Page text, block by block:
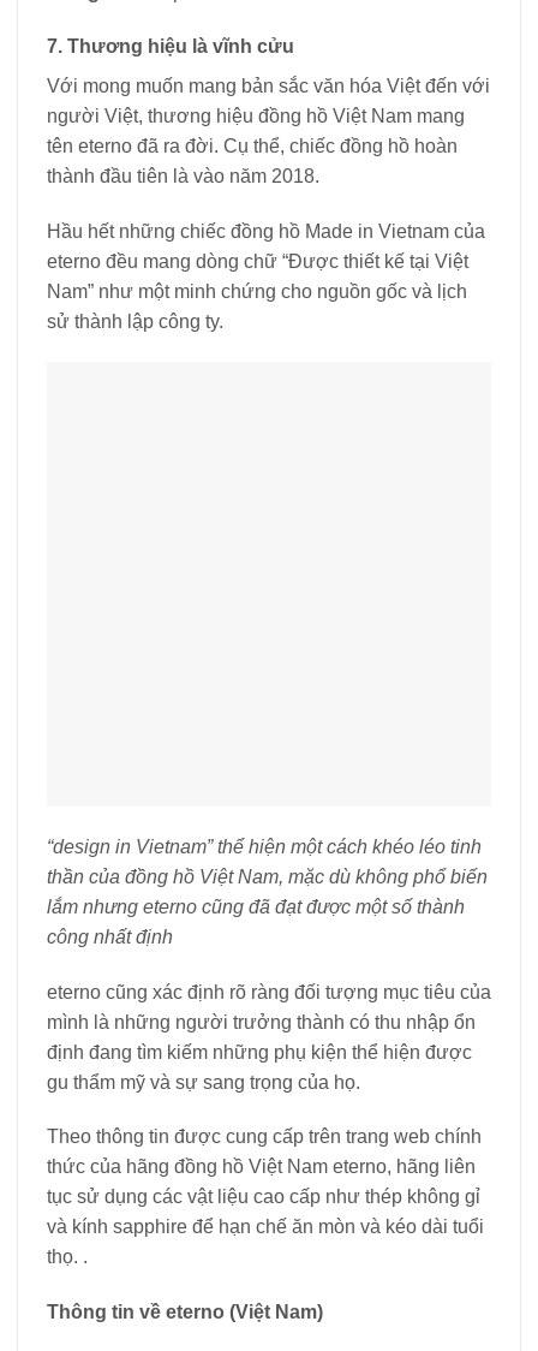
7. Thương hiệu là vĩnh cửu
Với mong muốn mang bản sắc văn hóa Việt đến với
người Việt, thương hiệu đồng hồ Việt Nam mang
tên eterno đã ra đời. Cụ thể, chiếc đồng hồ hoàn
thành đầu tiên là vào năm 2018.
Hầu hết những chiếc đồng hồ Made in Vietnam của
eterno đều mang dòng chữ “Được thiết kế tại Việt
Nam” như một minh chứng cho nguồn gốc và lịch
sử thành lập công ty.
“design in Vietnam” thể hiện một cách khéo léo tinh
thần của đồng hồ Việt Nam, mặc dù không phổ biến
lắm nhưng eterno cũng đã đạt được một số thành
công nhất định
eterno cũng xác định rõ ràng đối tượng mục tiêu của
mình là những người trưởng thành có thu nhập ổn
định đang tìm kiếm những phụ kiện thể hiện được
gu thẩm mỹ và sự sang trọng của họ.
Theo thông tin được cung cấp trên trang web chính
thức của hãng đồng hồ Việt Nam eterno, hãng liên
tục sử dụng các vật liệu cao cấp như thép không gỉ
và kính sapphire để hạn chế ăn mòn và kéo dài tuổi
thọ. .
Thông tin về eterno (Việt Nam)